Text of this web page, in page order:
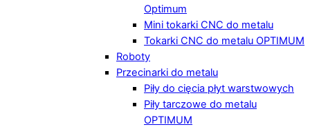
Optimum
Mini tokarki CNC do metalu
Tokarki CNC do metalu OPTIMUM
Roboty
Przecinarki do metalu
Piły do cięcia płyt warstwowych
Piły tarczowe do metalu
OPTIMUM